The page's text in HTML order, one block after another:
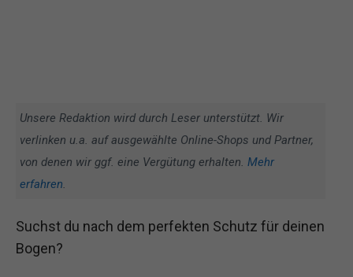
Unsere Redaktion wird durch Leser unterstützt. Wir
verlinken u.a. auf ausgewählte Online-Shops und Partner,
von denen wir ggf. eine Vergütung erhalten. Mehr
erfahren.
Suchst du nach dem perfekten Schutz für deinen
Bogen?